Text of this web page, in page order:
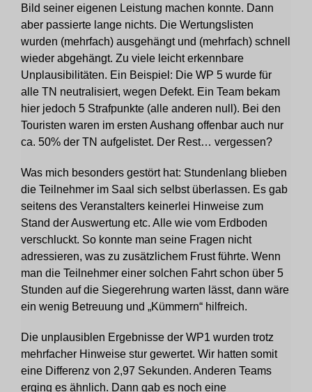
Bild seiner eigenen Leistung machen konnte. Dann
aber passierte lange nichts. Die Wertungslisten
wurden (mehrfach) ausgehängt und (mehrfach) schnell
wieder abgehängt. Zu viele leicht erkennbare
Unplausibilitäten. Ein Beispiel: Die WP 5 wurde für
alle TN neutralisiert, wegen Defekt. Ein Team bekam
hier jedoch 5 Strafpunkte (alle anderen null). Bei den
Touristen waren im ersten Aushang offenbar auch nur
ca. 50% der TN aufgelistet. Der Rest… vergessen?
Was mich besonders gestört hat: Stundenlang blieben
die Teilnehmer im Saal sich selbst überlassen. Es gab
seitens des Veranstalters keinerlei Hinweise zum
Stand der Auswertung etc. Alle wie vom Erdboden
verschluckt. So konnte man seine Fragen nicht
adressieren, was zu zusätzlichem Frust führte. Wenn
man die Teilnehmer einer solchen Fahrt schon über 5
Stunden auf die Siegerehrung warten lässt, dann wäre
ein wenig Betreuung und „Kümmern“ hilfreich.
Die unplausiblen Ergebnisse der WP1 wurden trotz
mehrfacher Hinweise stur gewertet. Wir hatten somit
eine Differenz von 2,97 Sekunden. Anderen Teams
erging es ähnlich. Dann gab es noch eine